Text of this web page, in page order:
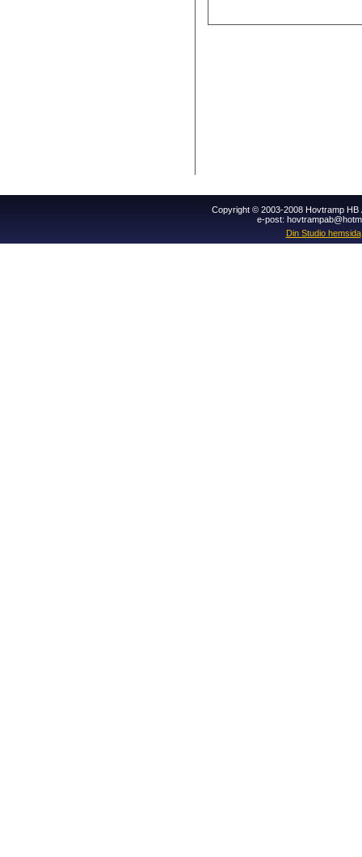
Copyright © 2003-2008 Hovtramp HB
e-post:
Din Studio hemsida